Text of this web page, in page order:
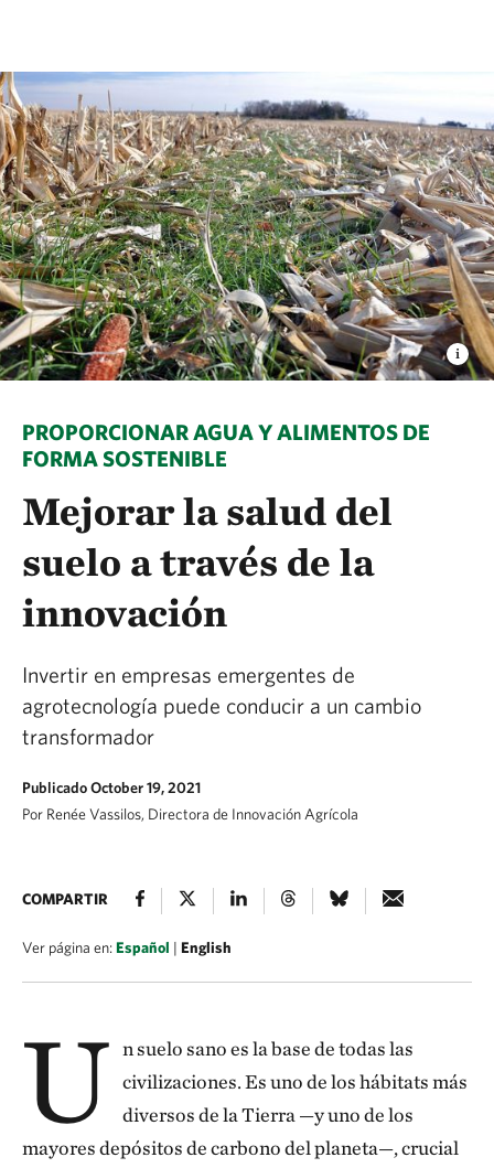
PROPORCIONAR AGUA Y ALIMENTOS DE
FORMA SOSTENIBLE
Mejorar la salud del
suelo a través de la
innovación
Invertir en empresas emergentes de
agrotecnología puede conducir a un cambio
transformador
Publicado October 19, 2021
Por Renée Vassilos, Directora de Innovación Agrícola
COMPARTIR
Ver página en:Español | English
U n suelo sano es la base de todas las
civilizaciones. Es uno de los hábitats más
diversos de la Tierra —y uno de los
mayores depósitos de carbono del planeta—, crucial